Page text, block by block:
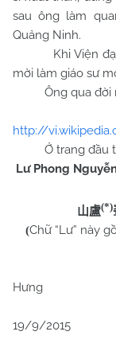
sau ông làm
Quảng Ninh.
Khi Viện đại
mời làm giáo sư
Ông qua đời
http://
Ở trang đầu
Lư Phong
山盧(*)
(Chữ “Lư” này
Hưng
19/9/2015